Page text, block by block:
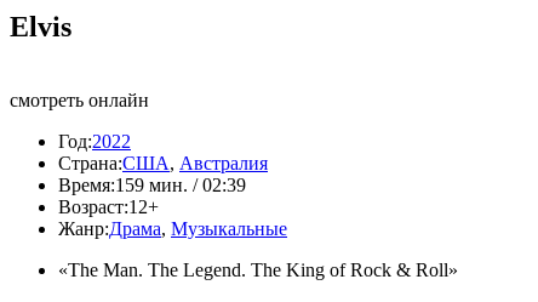
Elvis
смотреть онлайн
Год:2022
Страна:США, Австралия
Время:159 мин. / 02:39
Возраст:12+
Жанр:Драма, Музыкальные
«The Man. The Legend. The King of Rock & Roll»